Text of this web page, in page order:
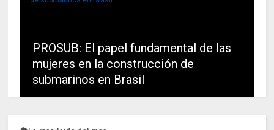
PROSUB: El papel fundamental de las
mujeres en la construcción de
submarinos en Brasil